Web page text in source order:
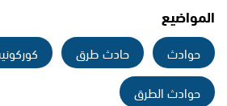
المواضيع
حوادث حادث طرق
حوادث الطرق